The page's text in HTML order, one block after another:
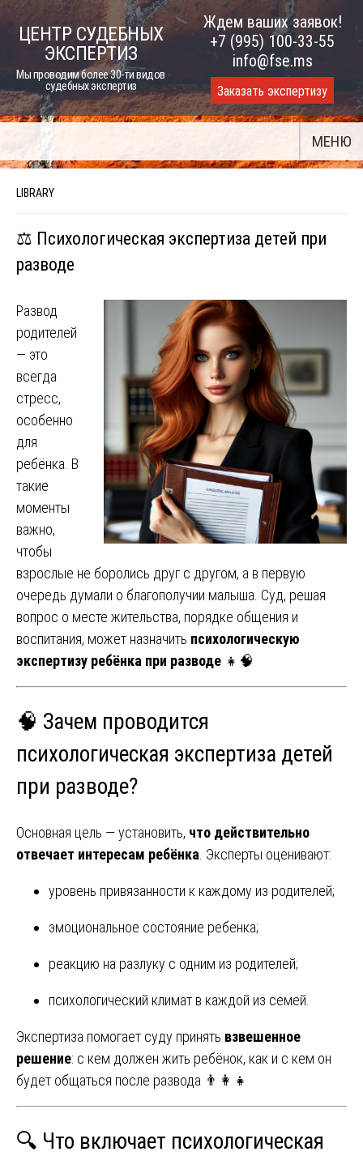
Skip
ЦЕНТР СУДЕБНЫХ
ЭКСПЕРТИЗ
Мы проводим более 30-ти видов
судебных экспертиз
Ждем ваших заявок!
+7 (995) 100-33-55
info@fse.ms
Заказать экспертизу
МЕНЮ
LIBRARY
⚖️ Психологическая экспертиза детей при
разводе
Развод
родителей
— это
всегда
стресс,
особенно
для
ребёнка. В
такие
моменты
важно,
чтобы
взрослые не боролись друг с другом, а в первую
очередь думали о благополучии малыша. Суд, решая
вопрос о месте жительства, порядке общения и
воспитания, может назначить психологическую
экспертизу ребёнка при разводе 👧🧠
🧠 Зачем проводится
психологическая экспертиза детей
при разводе?
Основная цель — установить, что действительно
отвечает интересам ребёнка . Эксперты оценивают:
уровень привязанности к каждому из родителей;
эмоциональное состояние ребенка;
реакцию на разлуку с одним из родителей;
психологический климат в каждой из семей.
Экспертиза помогает суду принять взвешенное
решение: с кем должен жить ребёнок, как и с кем он
будет общаться после развода 👨‍👩‍👧
🔍 Что включает психологическая